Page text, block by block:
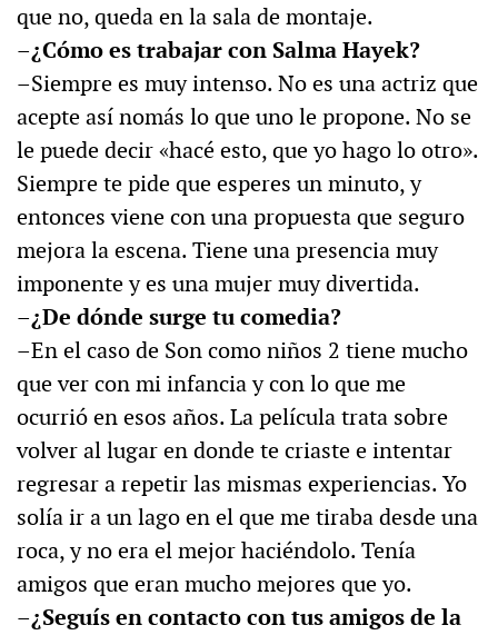
que no, queda en la sala de montaje.
–¿Cómo es trabajar con Salma Hayek?
–Siempre es muy intenso. No es una actriz que
acepte así nomás lo que uno le propone. No se
le puede decir «hacé esto, que yo hago lo otro».
Siempre te pide que esperes un minuto, y
entonces viene con una propuesta que seguro
mejora la escena. Tiene una presencia muy
imponente y es una mujer muy divertida.
–¿De dónde surge tu comedia?
–En el caso de Son como niños 2 tiene mucho
que ver con mi infancia y con lo que me
ocurrió en esos años. La película trata sobre
volver al lugar en donde te criaste e intentar
regresar a repetir las mismas experiencias. Yo
solía ir a un lago en el que me tiraba desde una
roca, y no era el mejor haciéndolo. Tenía
amigos que eran mucho mejores que yo.
–¿Seguís en contacto con tus amigos de la